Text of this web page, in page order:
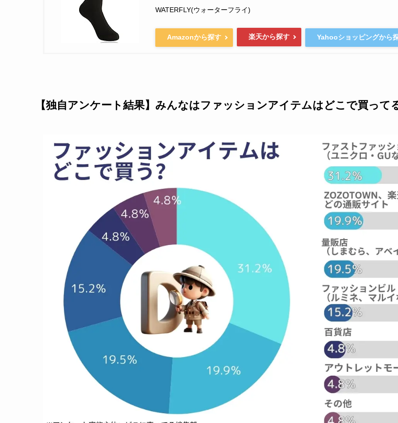
WATERFLY(ウォーターフライ)
Amazonから探す 楽天から探す Yahooショッピングから
【独自アンケート結果】みんなはファッションアイテムはどこで買って